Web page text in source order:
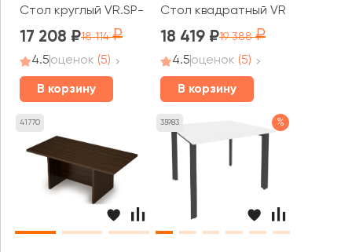
Стол круглый VR.SP-5-90.1 Хоум Офис / Home Office
17 208 18 114
4.5оценок (5)
В корзину
Стол квадратный VR.SP-5-
18 419 19 388
4.5оценок (5)
В корзину
41770 35983 %